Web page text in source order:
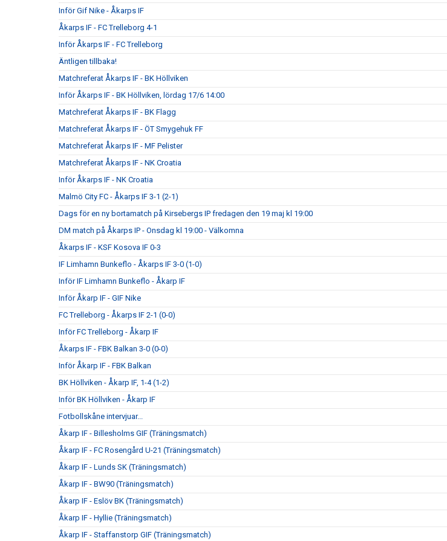
Inför Gif Nike - Åkarps IF
Åkarps IF - FC Trelleborg 4-1
Inför Åkarps IF - FC Trelleborg
Äntligen tillbaka!
Matchreferat Åkarps IF - BK Höllviken
Inför Åkarps IF - BK Höllviken, lördag 17/6 14:00
Matchreferat Åkarps IF - BK Flagg
Matchreferat Åkarps IF - ÖT Smygehuk FF
Matchreferat Åkarps IF - MF Pelister
Matchreferat Åkarps IF - NK Croatia
Inför Åkarps IF - NK Croatia
Malmö City FC - Åkarps IF 3-1 (2-1)
Dags för en ny bortamatch på Kirsebergs IP fredagen den 19 maj kl 19:00
DM match på Åkarps IP - Onsdag kl 19:00 - Välkomna
Åkarps IF - KSF Kosova IF 0-3
IF Limhamn Bunkeflo - Åkarps IF 3-0 (1-0)
Inför IF Limhamn Bunkeflo - Åkarp IF
Inför Åkarp IF - GIF Nike
FC Trelleborg - Åkarps IF 2-1 (0-0)
Inför FC Trelleborg - Åkarp IF
Åkarps IF - FBK Balkan 3-0 (0-0)
Inför Åkarp IF - FBK Balkan
BK Höllviken - Åkarp IF, 1-4 (1-2)
Inför BK Höllviken - Åkarp IF
Fotbollskåne intervjuar...
Åkarp IF - Billesholms GIF (Träningsmatch)
Åkarp IF - FC Rosengård U-21 (Träningsmatch)
Åkarp IF - Lunds SK (Träningsmatch)
Åkarp IF - BW90 (Träningsmatch)
Åkarp IF - Eslöv BK (Träningsmatch)
Åkarp IF - Hyllie (Träningsmatch)
Åkarp IF - Staffanstorp GIF (Träningsmatch)